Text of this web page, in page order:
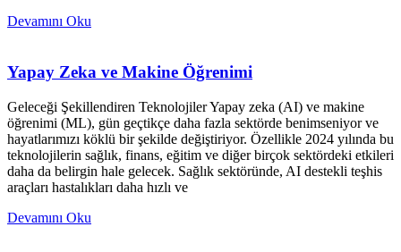
Devamını Oku
Yapay Zeka ve Makine Öğrenimi
Geleceği Şekillendiren Teknolojiler Yapay zeka (AI) ve makine
öğrenimi (ML), gün geçtikçe daha fazla sektörde benimseniyor ve
hayatlarımızı köklü bir şekilde değiştiriyor. Özellikle 2024 yılında bu
teknolojilerin sağlık, finans, eğitim ve diğer birçok sektördeki etkileri
daha da belirgin hale gelecek. Sağlık sektöründe, AI destekli teşhis
araçları hastalıkları daha hızlı ve
Devamını Oku